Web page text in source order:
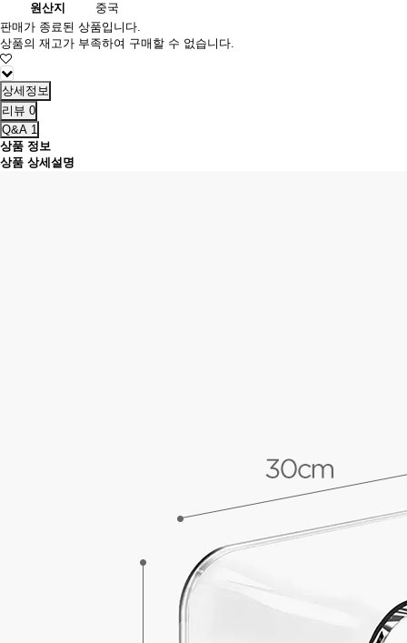
원산지
중국
판매가 종료된 상품입니다.
상품의 재고가 부족하여 구매할 수 없습니다.
상세정보
리뷰 0
Q&A 1
상품 정보
상품 상세설명